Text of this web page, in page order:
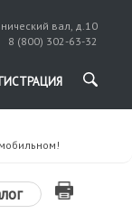
вал, д.10
8 (800) 302-63-32